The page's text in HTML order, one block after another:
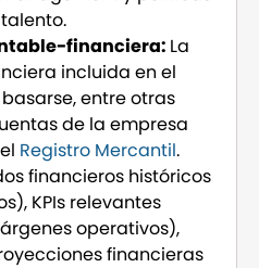
financiera: La
incluida en el
entre otras
de la empresa
Registro Mercantil.
financieros históricos
KPIs relevantes
operativos),
financieras